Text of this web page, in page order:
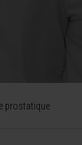
prostatique